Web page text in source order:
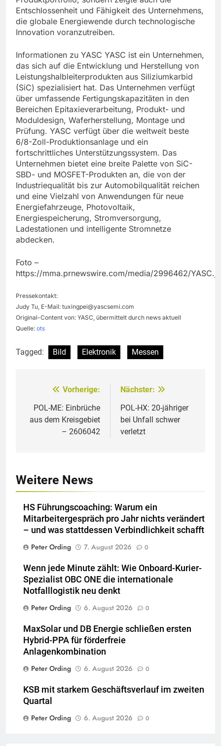
Entschlossenheit und Fähigkeit des Unternehmens,
die globale Energiewende durch technologische
Innovation voranzutreiben.
Informationen zu YASC YASC ist ein Unternehmen,
das sich auf die Entwicklung und Herstellung von
Leistungshalbleiterprodukten aus Siliziumkarbid
(SiC) spezialisiert hat. Das Unternehmen verfügt
über umfassende Fertigungskapazitäten in den
Bereichen Epitaxieverarbeitung, Produkt- und
Moduldesign, Waferherstellung, Montage und
Prüfung. YASC verfügt über die weltweit beste
6/8-Zoll-Produktionsanlage und ein
fortschrittliches Unterstützungssystem. Das
Unternehmen bietet eine breite Palette von SiC-
SBD- und MOSFET-Produkten an, die von der
Industriequalität bis zur Automobilqualität reichen
und eine Vielzahl von Anwendungen für neue
Energiefahrzeuge, Photovoltaik,
Energiespeicherung, Stromversorgung,
Ladestationen und intelligente Stromnetze
abdecken.
Foto –
https://mma.prnewswire.com/media/2996462/
Pressekontakt:
Judy Tu, E-Mail: tuxingpei@yascsemi.com
Original-Content von: YASC, übermittelt durch news aktuell
Quelle: ots
Tagged: Bild Elektronik Messen
Beitragsnavigation
Vorherige:
POL-ME: Einbrüche
aus dem Kreisgebiet
– 2606042
Nächster:
POL-HX: 20-jähriger
bei Unfall schwer
verletzt
Weitere News
HS Führungscoaching: Warum ein
Mitarbeitergespräch pro Jahr nichts verändert
– und was stattdessen Verbindlichkeit schafft
Peter Ording
7. August 2026 0
Wenn jede Minute zählt: Wie Onboard-Kurier-
Spezialist OBC ONE die internationale
Notfalllogistik neu denkt
Peter Ording
6. August 2026 0
MaxSolar und DB Energie schließen ersten
Hybrid-PPA für förderfreie
Anlagenkombination
Peter Ording
6. August 2026 0
KSB mit starkem Geschäftsverlauf im zweiten
Quartal
Peter Ording
6. August 2026 0